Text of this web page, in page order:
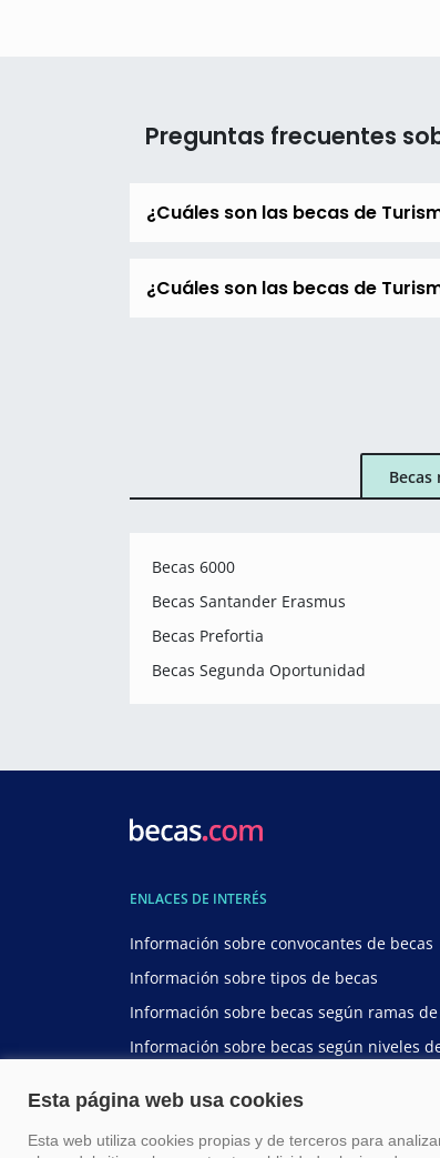
Preguntas frecuentes
¿Cuáles son las becas de
¿Cuáles son las becas de
Becas
Becas 6000
Becas Santander Erasmus
Becas Prefortia
Becas Segunda Oportunidad
ENLACES DE INTERÉS
Información sobre convocantes de becas
Información sobre tipos de becas
Información sobre becas según ramas
Información sobre becas según niveles